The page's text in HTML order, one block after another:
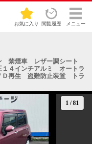
お気に入り 閲覧履歴 メニュー
禁煙車 レザー調シート
４インチアルミ オートラ
再生 盗難防止装置 トラ
1 /81